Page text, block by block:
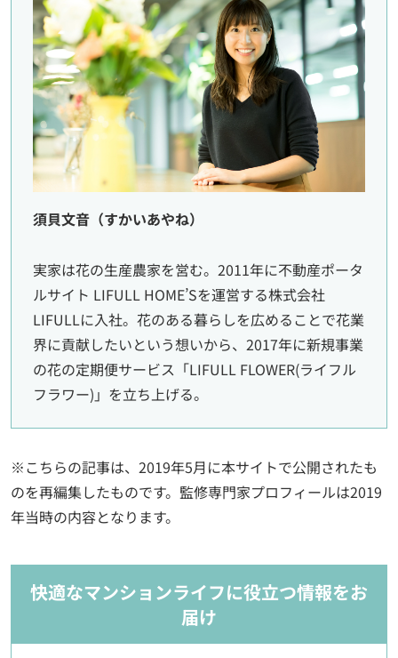
須貝文音（すかいあやね）
実家は花の生産農家を営む。2011年に不動産ポータ
ルサイト LIFULL HOME’Sを運営する株式会社
LIFULLに入社。花のある暮らしを広めることで花業
界に貢献したいという想いから、2017年に新規事業
の花の定期便サービス「LIFULL FLOWER(ライフル
フラワー)」を立ち上げる。
※こちらの記事は、2019年5月に本サイトで公開されたも
のを再編集したものです。監修専門家プロフィールは2019
年当時の内容となります。
快適なマンションライフに役立つ情報をお
届け